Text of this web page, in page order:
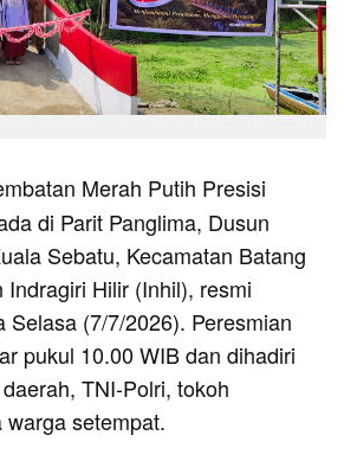
Merah Putih Presisi
di Parit Panglima, Dusun
Sebatu, Kecamatan Batang
Indragiri Hilir (Inhil), resmi
Selasa (7/7/2026). Peresmian
pukul 10.00 WIB dan dihadiri
TNI-Polri, tokoh
setempat.